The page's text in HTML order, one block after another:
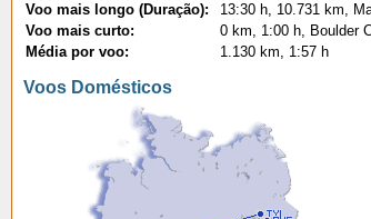
Voo mais longo (Duração):
13:30 h, 10.731 km,
Voo mais curto:
0 km, 1:00 h, Boulder
Média por voo:
1.130 km, 1:57 h
Voos Domésticos